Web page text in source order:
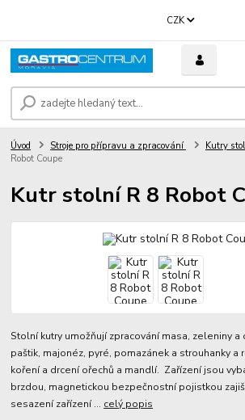
CZK
Úvod Stroje pro přípravu a zpracování Kutry
Robot Coupe
Kutr stolní R 8 Robot
Stolní kutry umožňují zpracování masa, zeleniny a
paštik, majonéz, pyré, pomazánek a strouhanky a
koření a drcení ořechů a mandlí. Zařízení jsou
brzdou, magnetickou bezpečnostní pojistkou
sesazení zařízení ... celý popis